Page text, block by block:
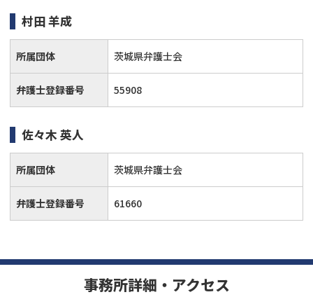
村田 羊成
所属団体 茨城県弁護士会
弁護士登録番号 55908
佐々木 英人
所属団体 茨城県弁護士会
弁護士登録番号 61660
事務所詳細・アクセス